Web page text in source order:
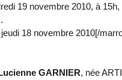
19 novembre 2010, à 15h,
18 novembre 2010[/
GARNIER, née